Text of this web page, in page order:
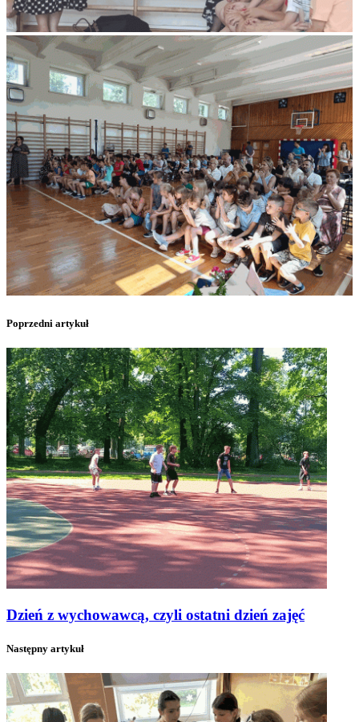
Poprzedni artykuł
Dzień z wychowawcą, czyli ostatni dzień zajęć
Następny artykuł